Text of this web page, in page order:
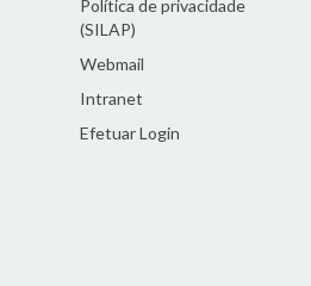
Política de privacidade
(SILAP)
Webmail
Intranet
Efetuar Login